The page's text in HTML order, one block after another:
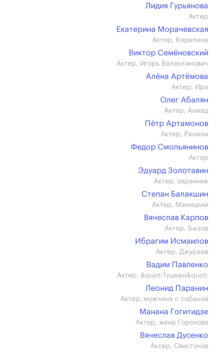
Лидия Гурьянова
Актер
Екатерина Морачевская
Актер, Карелина
Виктор Семёновский
Актер, Игорь Валентинович
Алёна Артёмова
Актер, Ира
Олег Абалян
Актер, Ахмад
Пётр Артамонов
Актер, Рахмон
Федор Смольянинов
Актер
Эдуард Золотавин
Актер, охранник
Степан Балакшин
Актер, Маницкий
Вячеслав Карпов
Актер, Бызов
Ибрагим Исмаилов
Актер, Джураев
Вадим Павленко
Актер, &quot;Тушкан&quot;
Леонид Паранин
Актер, мужчина с собакой
Манана Гогитидзе
Актер, жена Горохова
Вячеслав Дусенко
Актер, Свистунов